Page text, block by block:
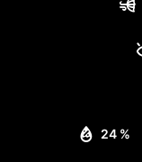
24 %